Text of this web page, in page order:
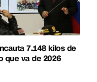
7.148 kilos de
que va de 2026